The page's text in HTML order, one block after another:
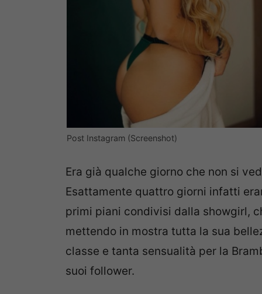
Post Instagram (Screenshot)
Era già qualche giorno che non si
Esattamente quattro giorni infatti
primi piani condivisi dalla showgirl,
mettendo in mostra tutta la sua
classe e tanta sensualità per la
suoi follower.